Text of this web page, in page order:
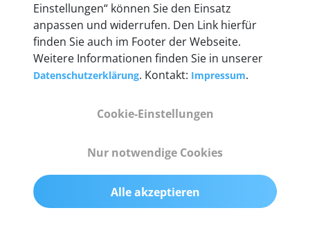
Technische Details &
Lieferumfang
Abmessungen
Gewicht
200 g
Einstellungen“ können Sie den Einsatz
anpassen und widerrufen. Den Link hierfür
finden Sie auch im Footer der Webseite.
Weitere Informationen finden Sie in unserer
Datenschutzerklärung. Kontakt: Impressum.
Cookie-Einstellungen
Nur notwendige Cookies
Alle akzeptieren